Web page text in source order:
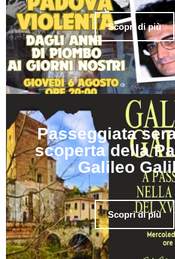
Scopri di più
Passeggiata
scoperta della
Galileo
Scopri di più